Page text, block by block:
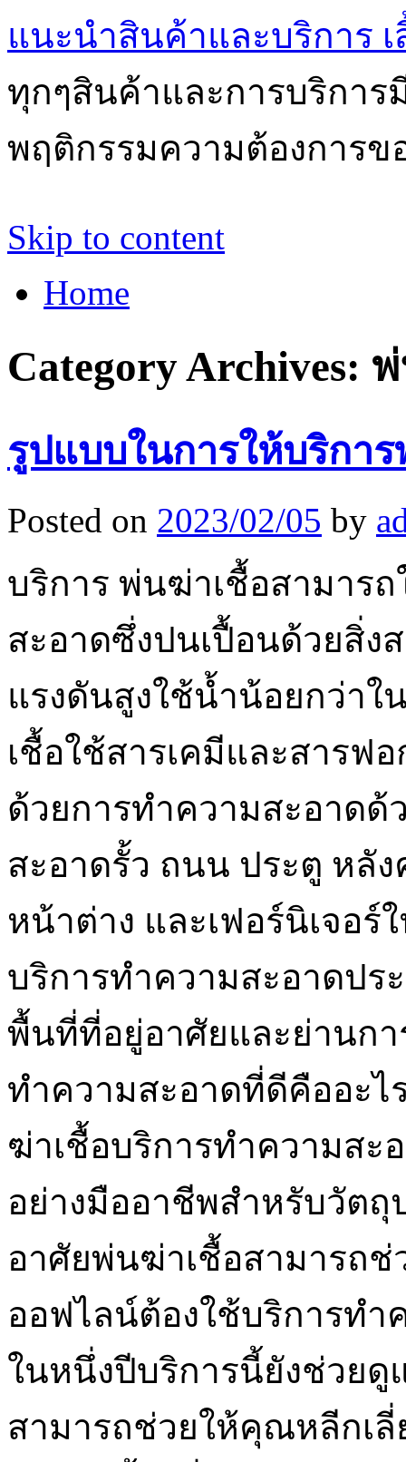
แนะนำสินค้าและบริการ
ทุกๆสินค้าและการบริกา
พฤติกรรมความต้องการข
Skip to content
Home
Category Archives:
รูปแบบในการให้บริกา
Posted on 2023/02/05 by
บริการ พ่นฆ่าเชื้อสามาร
สะอาดซึ่งปนเปื้อนด้วยสิ่ง
แรงดันสูงใช้น้ำน้อยกว่า
เชื้อใช้สารเคมีและสาร
ด้วยการทำความสะอาดด้
สะอาดรั้ว ถนน ประตู หลัง
หน้าต่าง และเฟอร์นิเจอร์
บริการทำความสะอาดปร
พื้นที่ที่อยู่อาศัยและย่านก
ทำความสะอาดที่ดีคืออะ
ฆ่าเชื้อบริการทำความสะ
อย่างมืออาชีพสำหรับวัต
อาศัยพ่นฆ่าเชื้อสามารถ
ออฟไลน์ต้องใช้บริการทำ
ในหนึ่งปีบริการนี้ยังช่วย
สามารถช่วยให้คุณหลีกเลี่